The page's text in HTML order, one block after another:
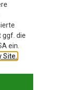
ggf. die
ein.
Site.